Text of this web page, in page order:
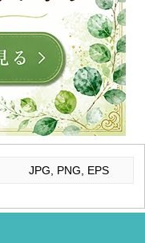
JPG, PNG, EPS